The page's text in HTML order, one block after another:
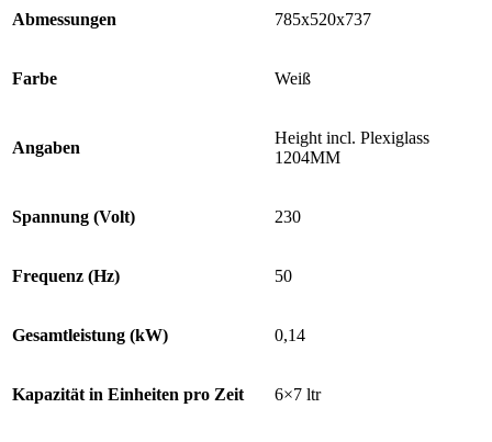
Abmessungen 785x520x737
Farbe Weiß
Angaben
Height incl. Plexiglass
1204MM
Spannung (Volt) 230
Frequenz (Hz) 50
Gesamtleistung (kW) 0,14
Kapazität in Einheiten pro Zeit 6×7 ltr